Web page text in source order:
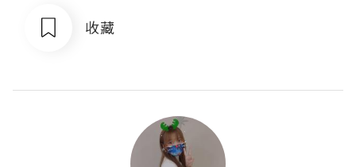
收藏